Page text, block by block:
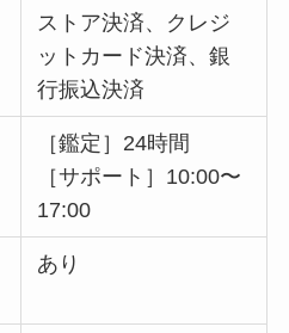
ストア決済、クレジ
ットカード決済、銀
行振込決済
［鑑定］24時間
［サポート］10:00〜
17:00
あり